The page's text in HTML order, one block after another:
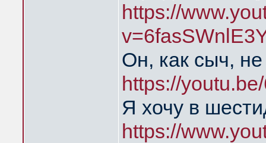
https://
Он, как сыч,
https://
Я хочу в
https://